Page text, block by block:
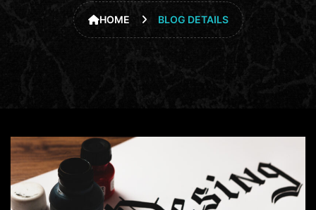
HOME BLOG DETAILS